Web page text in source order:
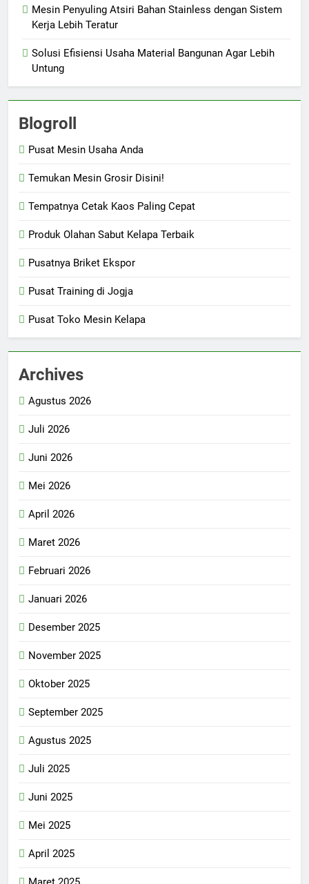
Mesin Penyuling Atsiri Bahan Stainless dengan Sistem
Kerja Lebih Teratur
Solusi Efisiensi Usaha Material Bangunan Agar Lebih
Untung
Blogroll
Pusat Mesin Usaha Anda
Temukan Mesin Grosir Disini!
Tempatnya Cetak Kaos Paling Cepat
Produk Olahan Sabut Kelapa Terbaik
Pusatnya Briket Ekspor
Pusat Training di Jogja
Pusat Toko Mesin Kelapa
Archives
Agustus 2026
Juli 2026
Juni 2026
Mei 2026
April 2026
Maret 2026
Februari 2026
Januari 2026
Desember 2025
November 2025
Oktober 2025
September 2025
Agustus 2025
Juli 2025
Juni 2025
Mei 2025
April 2025